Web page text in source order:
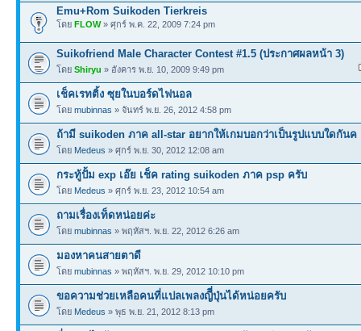
Emu+Rom Suikoden Tierkreis
โดย FLOW» ศุกร์ พ.ค. 22, 2009 7:24 pm
Suikofriend Male Character Contest #1.5 (ประกาศผลหน้า 3)
โดย Shiryu » อังคาร พ.ย. 10, 2009 9:49 pm
เช็คเรทติ้ง ซุยในบอร์ดไฟนอล
โดย mubinnas » จันทร์ พ.ย. 26, 2012 4:58 pm
ถ้ามี suikoden ภาค all-star อยากให้เกมบอกว่าเป็นรูปแบบใดกันค
โดย Medeus » ศุกร์ พ.ย. 30, 2012 12:08 am
กระทู้ปั้ม exp เอ๊ย เช็ค rating suikoden ภาค psp ครับ
โดย Medeus » ศุกร์ พ.ย. 23, 2012 10:54 am
ถามเรื่องเท็ดหน่อยค่ะ
โดย mubinnas » พฤหัสฯ. พ.ย. 22, 2012 6:26 am
มองหาคนสายตาดี
โดย mubinnas » พฤหัสฯ. พ.ย. 29, 2012 10:10 pm
ขอความช่วยเหลือคนที่แปลเพลงญีี่ปุ่นได้หน่อยครับ
โดย Medeus » พุธ พ.ย. 21, 2012 8:13 pm